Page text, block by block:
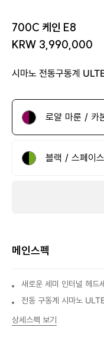
700C 케인 E8
KRW 3,990,000
시마노 전동구동계
로얄 마룬 / 카
블랙 / 스페이
메인스펙
새로운 세미 인터널 헤드
전동 구동계 시마노
상세스펙 보기